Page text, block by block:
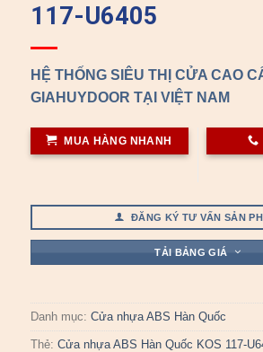
117-U6405
HỆ THỐNG SIÊU THỊ CỬA CAO
GIAHUYDOOR TẠI VIỆT NAM
MUA HÀNG NHANH
ĐĂNG KÝ TƯ VẤN SẢN
TẢI BẢNG GIÁ
Danh mục:Cửa nhựa ABS Hàn Quốc
Thẻ:Cửa nhựa ABS Hàn Quốc KOS 117-